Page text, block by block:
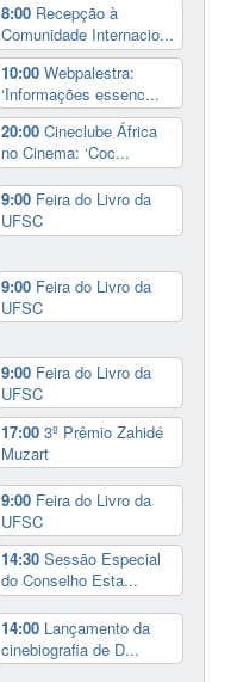
8:00 Recepção à
Comunidade Internacio...
10:00Webpalestra:
‘Informações essenc...
20:00Cineclube África
no Cinema: ‘Coc...
9:00 Feira do Livro da
UFSC
9:00 Feira do Livro da
UFSC
9:00 Feira do Livro da
UFSC
17:003º Prêmio Zahidé
Muzart
9:00 Feira do Livro da
UFSC
14:30Sessão Especial
do Conselho Esta...
14:00 Lançamento da
cinebiografia de D...